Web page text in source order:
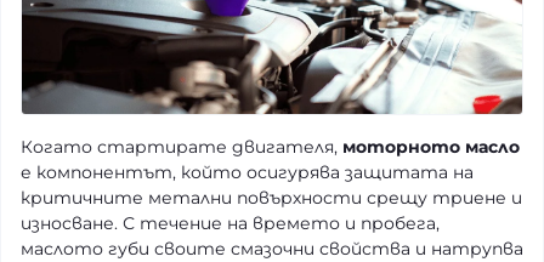
Когато стартирате двигателя, моторното масло
е компонентът, който осигурява защитата на
критичните метални повърхности срещу триене и
износване. С течение на времето и пробега,
маслото губи своите смазочни свойства и натрупва